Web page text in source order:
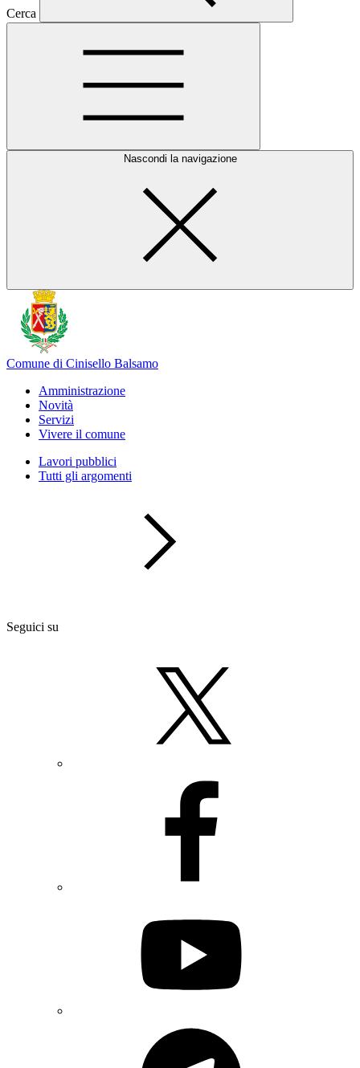
Cerca
Nascondi la navigazione
Comune di Cinisello Balsamo
Amministrazione
Novità
Servizi
Vivere il comune
Lavori pubblici
Tutti gli argomenti
Seguici su